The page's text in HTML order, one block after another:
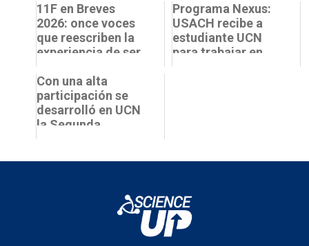
11F en Breves
2026: once voces
que reescriben la
experiencia de ser
Programa Nexus:
USACH recibe a
estudiante UCN
para trabajar en
Con una alta
participación se
desarrolló en UCN
la Segunda